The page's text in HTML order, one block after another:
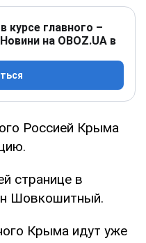
курсе главного –
на OBOZ.UA в
Россией Крыма
странице в
Шовкошитный.
Крыма идут уже